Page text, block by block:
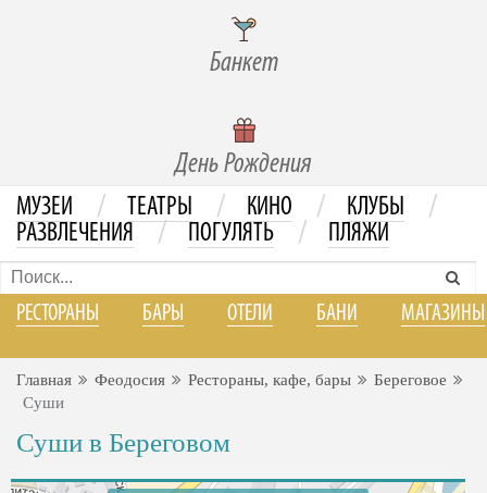
Банкет
День Рождения
МУЗЕИ / ТЕАТРЫ / КИНО / КЛУБЫ /
РАЗВЛЕЧЕНИЯ / ПОГУЛЯТЬ / ПЛЯЖИ
РЕСТОРАНЫ БАРЫ ОТЕЛИ БАНИ МАГАЗИНЫ
Главная Феодосия Рестораны, кафе, бары
Береговое
Суши
Суши в Береговом